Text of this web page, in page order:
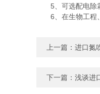
5、可选配电除霜
6、在生物工程、
上一篇： 进口氮
下一篇： 浅谈进